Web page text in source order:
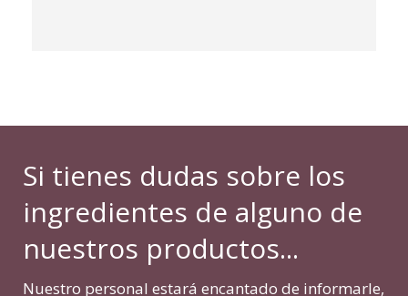
Si tienes dudas sobre los
ingredientes de alguno de
nuestros productos...
Nuestro personal estará encantado de informarle,